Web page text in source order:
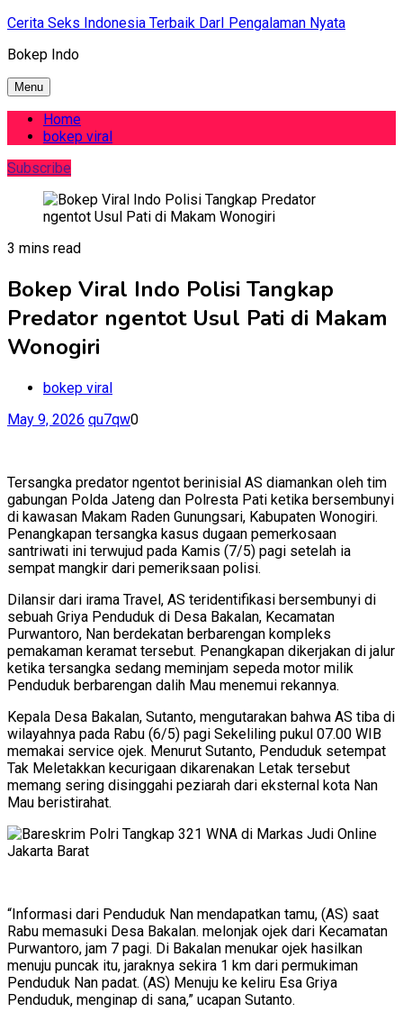
Skip
content
Cerita Seks Indonesia Terbaik DarI Pengalaman Nyata
Bokep Indo
Menu
Home
bokep viral
Subscribe
3 mins read
Bokep Viral Indo Polisi Tangkap
Predator ngentot Usul Pati di Makam
Wonogiri
bokep viral
May 9, 2026 qu7qw0
Tersangka predator ngentot berinisial AS diamankan oleh tim
gabungan Polda Jateng dan Polresta Pati ketika bersembunyi
di kawasan Makam Raden Gunungsari, Kabupaten Wonogiri.
Penangkapan tersangka kasus dugaan pemerkosaan
santriwati ini terwujud pada Kamis (7/5) pagi setelah ia
sempat mangkir dari pemeriksaan polisi.
Dilansir dari irama Travel, AS teridentifikasi bersembunyi di
sebuah Griya Penduduk di Desa Bakalan, Kecamatan
Purwantoro, Nan berdekatan berbarengan kompleks
pemakaman keramat tersebut. Penangkapan dikerjakan di jalur
ketika tersangka sedang meminjam sepeda motor milik
Penduduk berbarengan dalih Mau menemui rekannya.
Kepala Desa Bakalan, Sutanto, mengutarakan bahwa AS tiba di
wilayahnya pada Rabu (6/5) pagi Sekeliling pukul 07.00 WIB
memakai service ojek. Menurut Sutanto, Penduduk setempat
Tak Meletakkan kecurigaan dikarenakan Letak tersebut
memang sering disinggahi peziarah dari eksternal kota Nan
Mau beristirahat.
“Informasi dari Penduduk Nan mendapatkan tamu, (AS) saat
Rabu memasuki Desa Bakalan. melonjak ojek dari Kecamatan
Purwantoro, jam 7 pagi. Di Bakalan menukar ojek hasilkan
menuju puncak itu, jaraknya sekira 1 km dari permukiman
Penduduk Nan padat. (AS) Menuju ke keliru Esa Griya
Penduduk, menginap di sana,” ucapan Sutanto.